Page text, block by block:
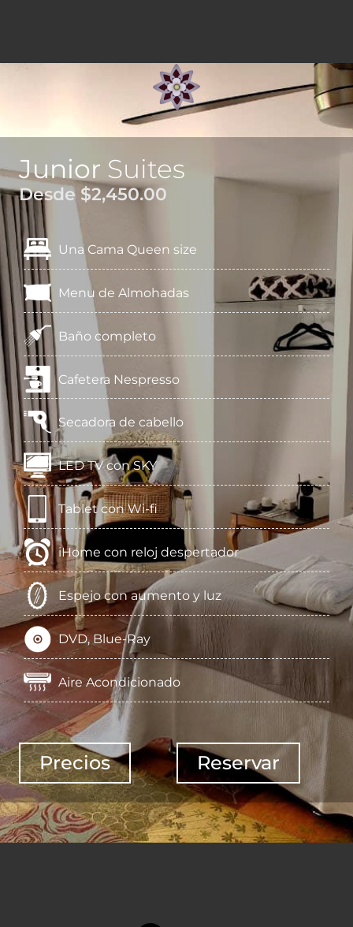
Junior Suites
Desde $2,450.00
Una Cama Queen size
Menu de Almohadas
Baño completo
Cafetera Nespresso
Secadora de cabello
LED TV con SKY
Tablet con Wi-fi
iHome con reloj despertador
Espejo con aumento y luz
DVD, Blue-Ray
Aire Acondicionado
Precios Reservar